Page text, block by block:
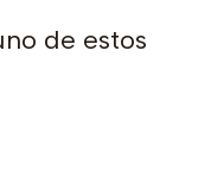
de estos